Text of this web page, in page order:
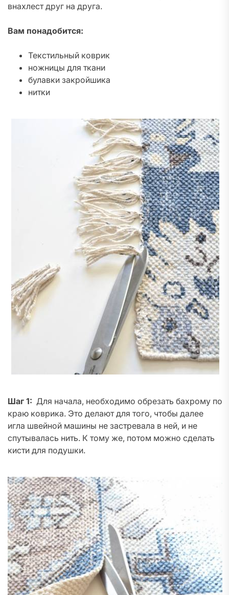
внахлест друг на друга.
Вам понадобится:
Текстильный коврик
ножницы для ткани
булавки закройшика
нитки
Шаг 1: Для начала, необходимо обрезать бахрому по
краю коврика. Это делают для того, чтобы далее
игла швейной машины не застревала в ней, и не
спутывалась нить. К тому же, потом можно сделать
кисти для подушки.